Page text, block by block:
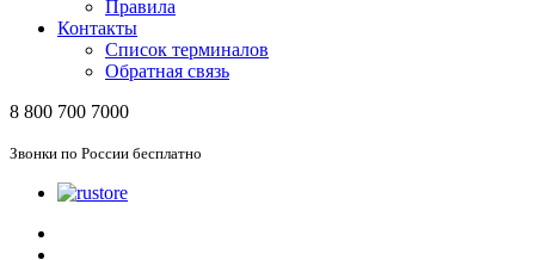
Правила
Контакты
Список терминалов
Обратная связь
8 800 700 7000
Звонки по России бесплатно